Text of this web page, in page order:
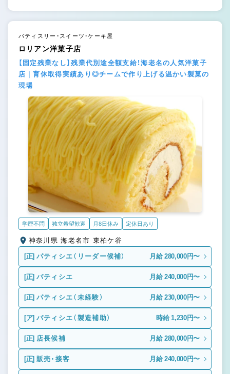
パティスリー・スイーツ・ケーキ屋
ロリアン洋菓子店
【固定残業なし】残業代別途全額支給！海老名の人気洋菓子
店｜育休取得実績あり◎チームで作り上げる温かい製菓の
現場
学歴不問 独立希望歓迎 月8日休み 定休日あり
神奈川県 海老名市 東柏ケ谷
[正] パティシエ（リーダー候補） 月給 280,000円〜
[正] パティシエ 月給 240,000円〜
[正] パティシエ（未経験） 月給 230,000円〜
[ア] パティシエ（製造補助） 時給 1,230円〜
[正] 店長候補 月給 280,000円〜
[正] 販売・接客 月給 240,000円〜